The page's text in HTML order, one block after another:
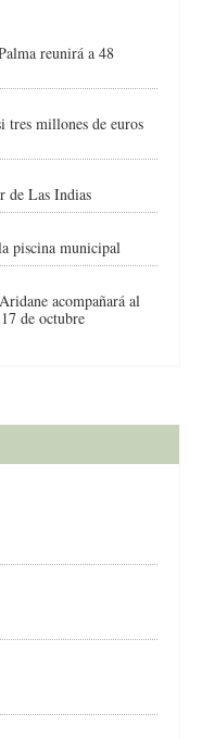
reunirá a 48
tres millones de euros
de Las Indias
piscina municipal
acompañará al
de octubre